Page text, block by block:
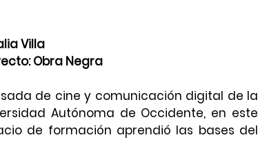
Villa
Obra Negra
de cine y comunicación digital de la
Autónoma de Occidente, en este
de formación aprendió las bases del